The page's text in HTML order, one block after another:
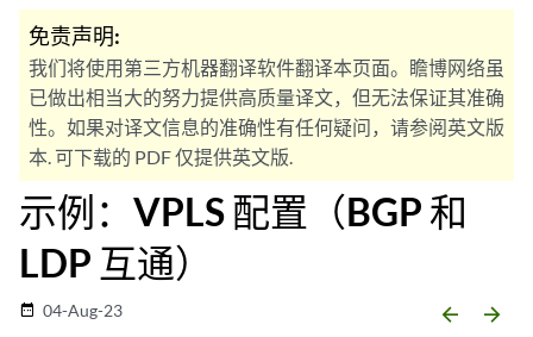
免责声明:
我们将使用第三方机器翻译软件翻译本页面。瞻博网络虽
已做出相当大的努力提供高质量译文，但无法保证其准确
性。如果对译文信息的准确性有任何疑问，请参阅英文版
本. 可下载的 PDF 仅提供英文版.
示例：VPLS 配置（BGP 和
LDP 互通）
date_range 04-Aug-23 arrow_backward arrow_forward